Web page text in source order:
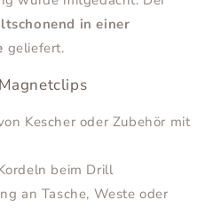
in einer
geliefert.
Kescher oder Zubehör mit
beim Drill
an Tasche, Weste oder